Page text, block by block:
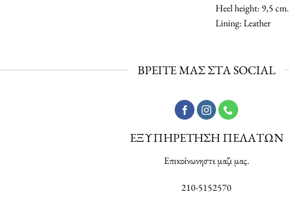
Heel height: 9,5 cm.
Lining: Leather
ΒΡΕΙΤΕ ΜΑΣ ΣΤΑ SOCIAL
ΕΞΥΠΗΡΕΤΗΣΗ ΠΕΛΑΤΩΝ
Επικοίνωνηστε μαζι μας.
210-5152570